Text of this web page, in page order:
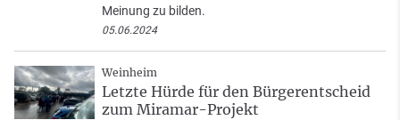
Meinung zu bilden.
05.06.2024
Weinheim
Letzte Hürde für den Bürgerentscheid
zum Miramar-Projekt